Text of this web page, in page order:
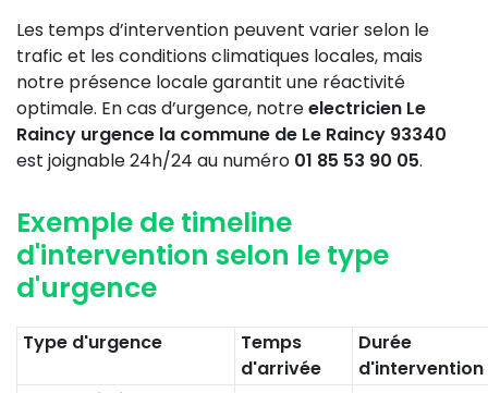
Les temps d’intervention peuvent varier selon le
trafic et les conditions climatiques locales, mais
notre présence locale garantit une réactivité
optimale. En cas d’urgence, notreelectricien Le
Raincy urgence la commune de Le Raincy 93340
est joignable 24h/24 au numéro 01 85 53 90 05.
Exemple de timeline
d'intervention selon le type
d'urgence
Type d'urgence
Temps
d'arrivée
Durée
d'intervention